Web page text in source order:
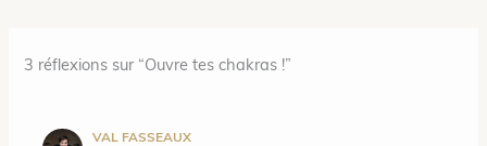
3 réflexions sur “Ouvre tes chakras !”
VAL FASSEAUX